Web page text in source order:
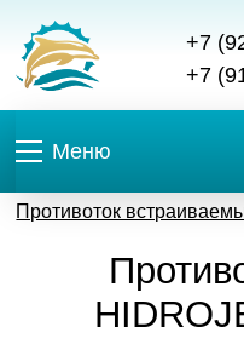
+7
+7
Меню
Противоток